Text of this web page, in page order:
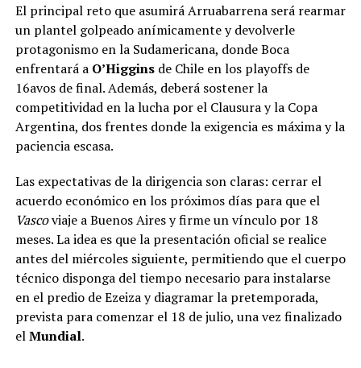
El principal reto que asumirá Arruabarrena será rearmar
un plantel golpeado anímicamente y devolverle
protagonismo en la Sudamericana, donde Boca
enfrentará a O’Higgins de Chile en los playoffs de
16avos de final. Además, deberá sostener la
competitividad en la lucha por el Clausura y la Copa
Argentina, dos frentes donde la exigencia es máxima y la
paciencia escasa.
Las expectativas de la dirigencia son claras: cerrar el
acuerdo económico en los próximos días para que el
Vascoviaje a Buenos Aires y firme un vínculo por 18
meses. La idea es que la presentación oficial se realice
antes del miércoles siguiente, permitiendo que el cuerpo
técnico disponga del tiempo necesario para instalarse
en el predio de Ezeiza y diagramar la pretemporada,
prevista para comenzar el 18 de julio, una vez finalizado
elMundial.